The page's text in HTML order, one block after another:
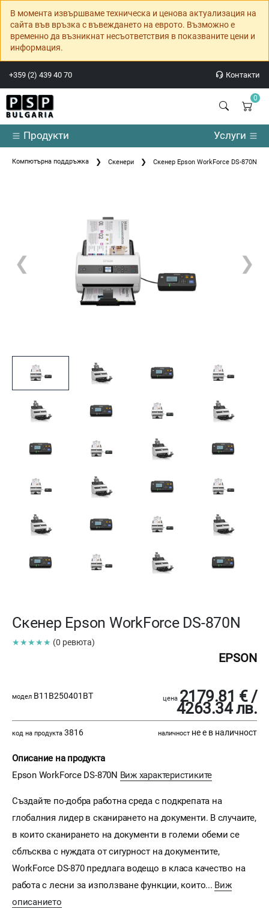
В момента извършваме техническа и ценова актуализация на
сайта във връзка с въвеждането на еврото. Възможно е
временно да възникнат несъответствия в показваните цени и
информация.
+359 (2) 439 40 70 Контакти
0
Продукти Услуги
Компютърна поддръжка Скенери Скенер Epson WorkForce DS-870N
❮ ❯
Скенер Epson WorkForce DS-870N
★★★★★ (0 ревюта)
EPSON
модел B11B250401BT цена 2179.81 € /
4263.34 лв.
код на продукта 3816 наличност не е в наличност
Описание на продукта
Epson WorkForce DS-870N Виж характеристиките
Създайте по-добра работна среда с подкрепата на
глобалния лидер в сканирането на документи. В случаите,
в които сканирането на документи в големи обеми се
сблъсква с нуждата от сигурност на документите,
WorkForce DS-870 предлага водещо в класа качество на
работа с лесни за използване функции, които... Виж
описанието